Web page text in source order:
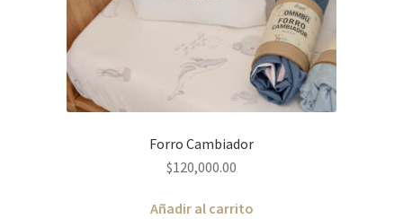
Forro Cambiador
$120,000.00
Añadir al carrito